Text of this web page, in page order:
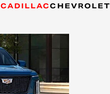
CADILLACCHEVROLET